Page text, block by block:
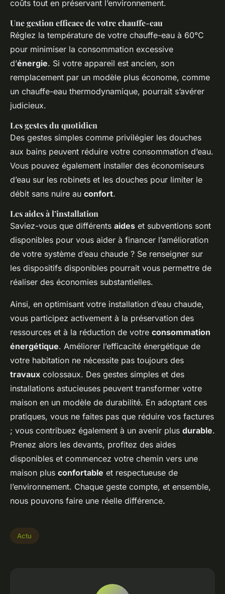
coûts tout en préservant l’environnement.
Une gestion efficace de votre chauffe-eau
Réglez la température de votre chauffe-eau à 60°C
pour minimiser la consommation excessive
d’énergie. Si votre appareil est ancien, son
remplacement par un modèle plus économe, comme
un chauffe-eau thermodynamique, pourrait s’avérer
judicieux.
Les gestes du quotidien
Des gestes simples comme privilégier les douches
aux bains peuvent réduire votre consommation d’eau.
Vous pouvez également installer des économiseurs
d’eau sur les robinets et les douches pour limiter le
débit sans nuire au confort.
Les aides à l’installation
Saviez-vous que différents aides et subventions sont
disponibles pour vous aider à financer l’amélioration
de votre système d’eau chaude ? Se renseigner sur
les dispositifs disponibles pourrait vous permettre de
réaliser des économies substantielles.
Ainsi, en optimisant votre installation d’eau chaude,
vous participez activement à la préservation des
ressources et à la réduction de votre consommation
énergétique. Améliorer l’efficacité énergétique de
votre habitation ne nécessite pas toujours des
travaux colossaux. Des gestes simples et des
installations astucieuses peuvent transformer votre
maison en un modèle de durabilité. En adoptant ces
pratiques, vous ne faites pas que réduire vos factures
; vous contribuez également à un avenir plus durable.
Prenez alors les devants, profitez des aides
disponibles et commencez votre chemin vers une
maison plus confortable et respectueuse de
l’environnement. Chaque geste compte, et ensemble,
nous pouvons faire une réelle différence.
Actu